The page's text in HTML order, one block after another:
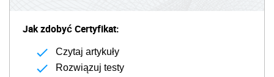
Jak zdobyć Certyfikat:
Czytaj artykuły
Rozwiązuj testy